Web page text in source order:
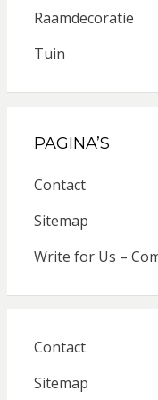
Raamdecoratie
Tuin
PAGINA’S
Contact
Sitemap
Write for Us –
Contact
Sitemap